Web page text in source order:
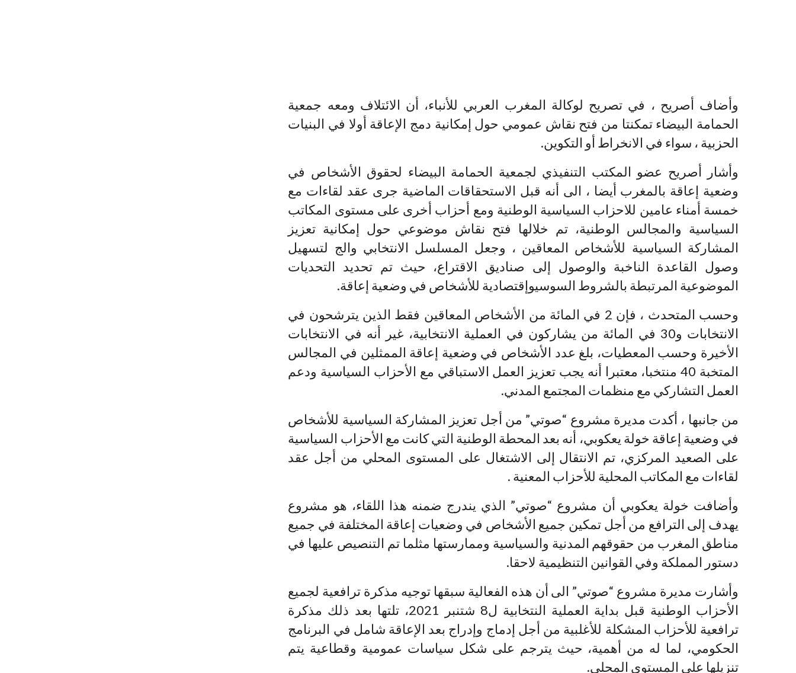
وأضاف أصريح ، في تصريح لوكالة المغرب العربي للأنباء، أن الائتلاف ومعه جمعية
الحمامة البيضاء تمكنتا من فتح نقاش عمومي حول إمكانية دمج الإعاقة أولا في البنيات
الحزبية ، سواء في الانخراط أو التكوين.
وأشار أصريح عضو المكتب التنفيذي لجمعية الحمامة البيضاء لحقوق الأشخاص في
وضعية إعاقة بالمغرب أيضا ، الى أنه قبل الاستحقاقات الماضية جرى عقد لقاءات مع
خمسة أمناء عامين للاحزاب السياسية الوطنية ومع أحزاب أخرى على مستوى المكاتب
السياسية والمجالس الوطنية، تم خلالها فتح نقاش موضوعي حول إمكانية تعزيز
المشاركة السياسية للأشخاص المعاقين ، وجعل المسلسل الانتخابي والج لتسهيل
وصول القاعدة الناخبة والوصول إلى صناديق الاقتراع، حيث تم تحديد التحديات
الموضوعية المرتبطة بالشروط السوسيوإقتصادية للأشخاص في وضعية إعاقة.
وحسب المتحدث ، فإن 2 في المائة من الأشخاص المعاقين فقط الذين يترشحون في
الانتخابات و30 في المائة من يشاركون في العملية الانتخابية، غير أنه في الانتخابات
الأخيرة وحسب المعطيات، بلغ عدد الأشخاص في وضعية إعاقة الممثلين في المجالس
المتخبة 40 منتخبا، معتبرا أنه يجب تعزيز العمل الاستباقي مع الأحزاب السياسية ودعم
العمل التشاركي مع منظمات المجتمع المدني.
من جانبها ، أكدت مديرة مشروع “صوتي” من أجل تعزيز المشاركة السياسية للأشخاص
في وضعية إعاقة خولة يعكوبي، أنه بعد المحطة الوطنية التي كانت مع الأحزاب السياسية
على الصعيد المركزي، تم الانتقال إلى الاشتغال على المستوى المحلي من أجل عقد
لقاءات مع المكاتب المحلية للأحزاب المعنية .
وأضافت خولة يعكوبي أن مشروع “صوتي” الذي يندرج ضمنه هذا اللقاء، هو مشروع
يهدف إلى الترافع من أجل تمكين جميع الأشخاص في وضعيات إعاقة المختلفة في جميع
مناطق المغرب من حقوقهم المدنية والسياسية وممارستها مثلما تم التنصيص عليها في
دستور المملكة وفي القوانين التنظيمية لاحقا.
وأشارت مديرة مشروع “صوتي” الى أن هذه الفعالية سبقها توجيه مذكرة ترافعية لجميع
الأحزاب الوطنية قبل بداية العملية النتخابية ل8 شتنبر 2021، تلتها بعد ذلك مذكرة
ترافعية للأحزاب المشكلة للأغلبية من أجل إدماج وإدراج بعد الإعاقة شامل في البرنامج
الحكومي، لما له من أهمية، حيث يترجم على شكل سياسات عمومية وقطاعية يتم
تنزيلها على المستوى المحلي.